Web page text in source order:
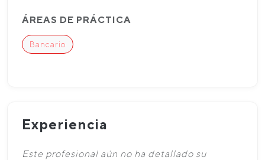
ÁREAS DE PRÁCTICA
Bancario
Experiencia
Este profesional aún no ha detallado su